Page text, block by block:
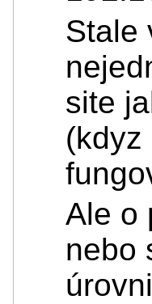
Stale
site
(kdyz
Ale o
nebo